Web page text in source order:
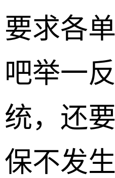
要求各
吧举一
统，还
保不发